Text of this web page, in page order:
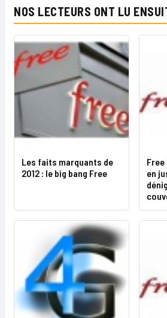
NOS LECTEURS ONT LU
Les faits marquants de
2012 : le big bang Free
en